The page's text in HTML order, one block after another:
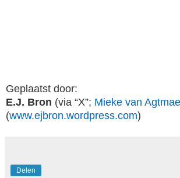
Geplaatst door:
E.J. Bron (via “X”; Mieke van
(www.ejbron.wordpress.com)
Delen